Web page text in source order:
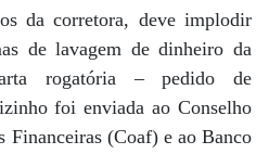
da corretora, deve implodir
de lavagem de dinheiro da
rogatória – pedido de
foi enviada ao Conselho
Financeiras (Coaf) e ao Banco